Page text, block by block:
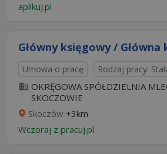
aplikuj.pl
Główny księgowy / Główna
Umowa o pracę Rodzaj pracy:
OKRĘGOWA SPÓŁDZIELNIA
SKOCZOWIE
Skoczów +3km
Wczoraj z pracuj.pl